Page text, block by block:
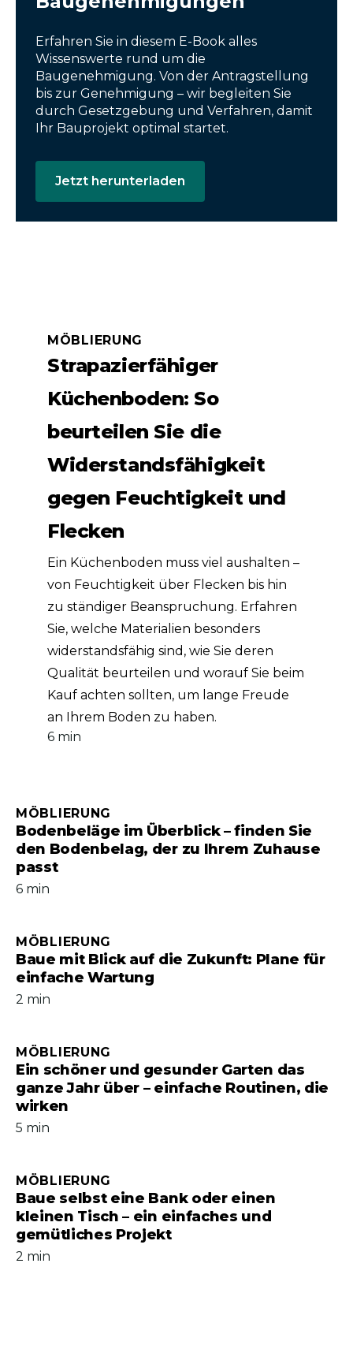
Erfahren Sie in diesem E-Book alles
Wissenswerte rund um die
Baugenehmigung. Von der Antragstellung
bis zur Genehmigung – wir begleiten Sie
durch Gesetzgebung und Verfahren, damit
Ihr Bauprojekt optimal startet.
Jetzt herunterladen
Strapazierfähiger
Küchenboden: So
beurteilen Sie die
Widerstandsfähigkeit
gegen Feuchtigkeit und
Flecken
MÖBLIERUNG
6 min
Ein Küchenboden muss viel aushalten –
von Feuchtigkeit über Flecken bis hin
zu ständiger Beanspruchung. Erfahren
Sie, welche Materialien besonders
widerstandsfähig sind, wie Sie deren
Qualität beurteilen und worauf Sie beim
Kauf achten sollten, um lange Freude
an Ihrem Boden zu haben.
Bodenbeläge im Überblick – finden Sie
den Bodenbelag, der zu Ihrem Zuhause
passt
MÖBLIERUNG
6 min
Baue mit Blick auf die Zukunft: Plane für
einfache Wartung
MÖBLIERUNG
2 min
Ein schöner und gesunder Garten das
ganze Jahr über – einfache Routinen, die
wirken
MÖBLIERUNG
5 min
Baue selbst eine Bank oder einen
kleinen Tisch – ein einfaches und
gemütliches Projekt
MÖBLIERUNG
2 min